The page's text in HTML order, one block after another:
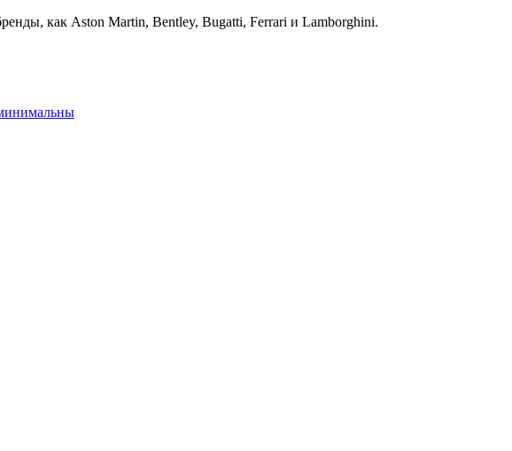
как Aston Martin, Bentley, Bugatti, Ferrari и Lamborghini.